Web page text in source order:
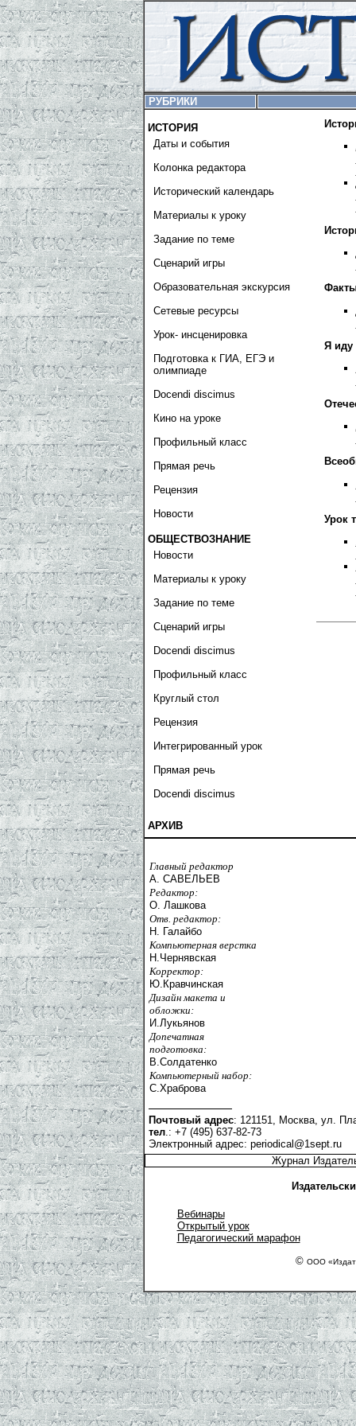
РУБРИКИ
ИСТОРИЯ
Даты и события
Колонка редактора
Исторический календарь
Материалы к уроку
Задание по теме
Сценарий игры
Образовательная экскурсия
Сетевые ресурсы
Урок- инсценировка
Подготовка к ГИА, ЕГЭ и
олимпиаде
Docendi discimus
Кино на уроке
Профильный класс
Прямая речь
Рецензия
Новости
ОБЩЕСТВОЗНАНИЕ
Новости
Материалы к уроку
Задание по теме
Сценарий игры
Docendi discimus
Профильный класс
Круглый стол
Рецензия
Интегрированный урок
Прямая речь
Docendi discimus
АРХИВ
Я иду
Урок
Главный редактор
А. САВЕЛЬЕВ
Редактор:
О. Лашкова
Отв. редактор:
Н. Галайбо
Компьютерная верстка
Н.Чернявская
Корректор:
Ю.Кравчинская
Дизайн макета и
обложки:
И.Лукьянов
Допечатная
подготовка:
В.Солдатенко
Компьютерный набор:
С.Храброва
Почтовый адрес: 121151, Москва, ул.
тел.: +7 (495) 637-82-73
Электронный адрес: periodical@1sept.ru
Журнал
Вебинары
Открытый урок
Педагогический марафон
© ООО